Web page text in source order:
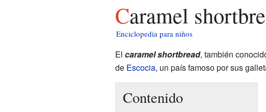
Caramel
Enciclopedia para niños
El caramel shortbread, también
de Escocia, un país famoso por sus
Contenido